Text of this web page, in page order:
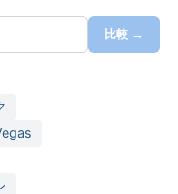
比較 →